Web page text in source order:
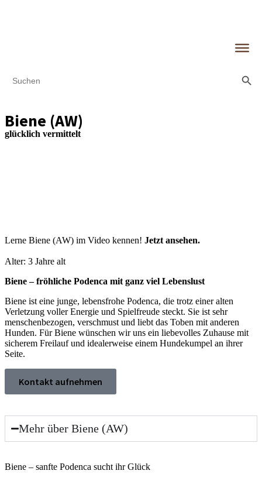
for:
Biene (AW)
glücklich vermittelt
Lerne Biene (AW) im Video kennen! Jetzt ansehen.
Alter: 3 Jahre alt
Biene – fröhliche Podenca mit ganz viel Lebenslust
Biene ist eine junge, lebensfrohe Podenca, die trotz einer alten
Verletzung voller Energie und Spielfreude steckt. Sie ist sehr
menschenbezogen, verschmust und liebt das Toben mit anderen
Hunden. Für Biene wünschen wir uns ein liebevolles Zuhause mit
sicherem Freilauf und idealerweise einem Hundekumpel an ihrer
Seite.
Kontakt aufnehmen
Mehr über Biene (AW)
Bie­ne – sanf­te Poden­ca sucht ihr Glück